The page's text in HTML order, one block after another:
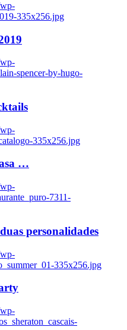
335x256.jpg
spencer-by-hugo-
335x256.jpg
…
7311-
personalidades
335x256.jpg